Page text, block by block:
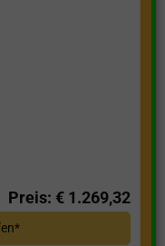
Preis: € 1.269,32